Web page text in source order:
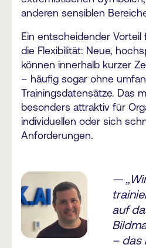
anderen sensiblen
Ein entscheidender
die Flexibilität: Neue,
können innerhalb kurzer
– häufig sogar ohne
Trainingsdatensätze. Das
besonders attraktiv für
individuellen oder sich
Anforderungen.
—
auf
– das